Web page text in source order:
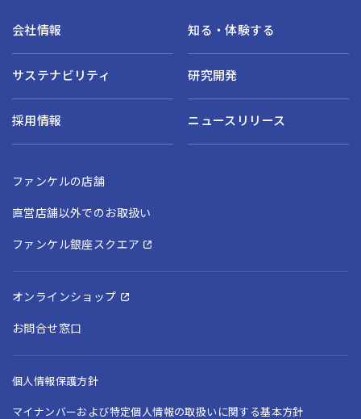
会社情報 知る・体験する
サステナビリティ 研究開発
採用情報 ニュースリリース
ファンケルの店舗
直営店舗以外でのお取扱い
ファンケル銀座スクエア
オンラインショップ
お問合せ窓口
個人情報保護方針
マイナンバーおよび特定個人情報の取扱いに関する基本方針